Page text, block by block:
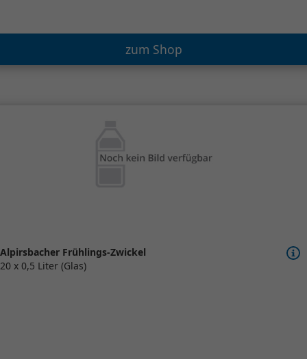
zum Shop
Alpirsbacher Frühlings-Zwickel
20 x 0,5 Liter (Glas)